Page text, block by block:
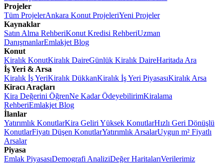
Projeler
Tüm ProjelerAnkara Konut ProjeleriYeni Projeler
Kaynaklar
Satın Alma RehberiKonut Kredisi RehberiUzman
DanışmanlarEmlakjet Blog
Konut
Kiralık KonutKiralık DaireGünlük Kiralık DaireHaritada Ara
İş Yeri & Arsa
Kiralık İş YeriKiralık DükkanKiralık İş Yeri PiyasasıKiralık Arsa
Kiracı Araçları
Kira Değerini ÖğrenNe Kadar ÖdeyebilirimKiralama
RehberiEmlakjet Blog
İlanlar
Yatırımlık KonutlarKira Geliri Yüksek KonutlarHızlı Geri Dönüşlü
KonutlarFiyatı Düşen KonutlarYatırımlık ArsalarUygun m² Fiyatlı
Arsalar
Piyasa
Emlak PiyasasıDemografi AnaliziDeğer HaritalarıVerilerimiz